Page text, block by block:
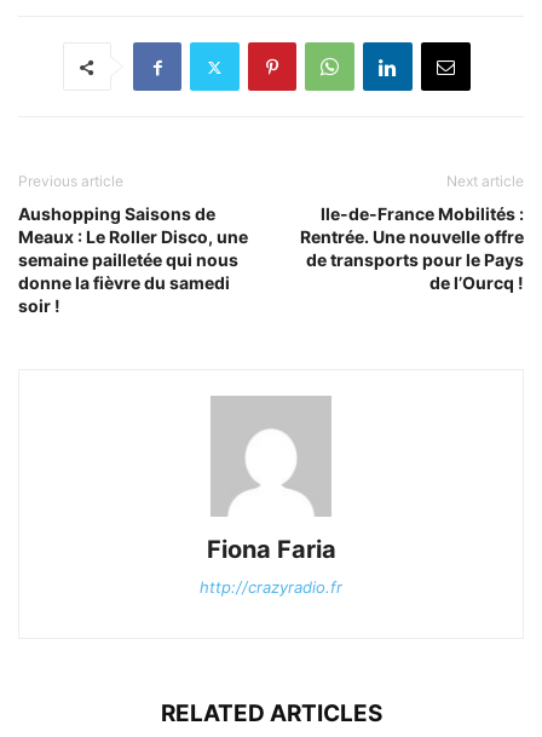
Previous article
Aushopping Saisons de
Meaux : Le Roller Disco, une
semaine pailletée qui nous
donne la fièvre du samedi
soir !
Next article
Ile-de-France Mobilités :
Rentrée. Une nouvelle offre
de transports pour le Pays
de l’Ourcq !
Fiona Faria
http://crazyradio.fr
RELATED ARTICLES